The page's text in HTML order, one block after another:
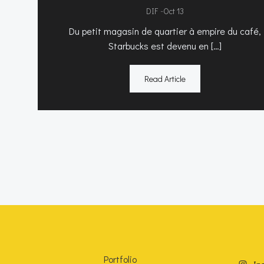
DIF -Oct 13
Du petit magasin de quartier à empire du café,
Starbucks est devenu en […]
Read Article
Portfolio